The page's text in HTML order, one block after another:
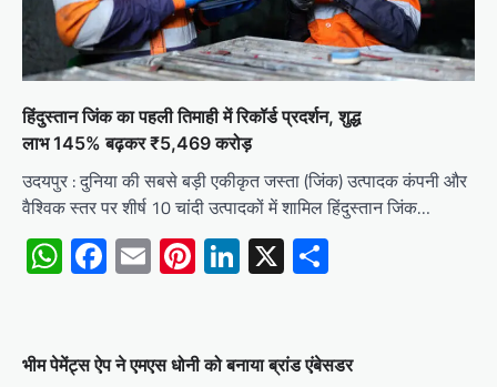
हिंदुस्तान जिंक का पहली तिमाही में रिकॉर्ड प्रदर्शन, शुद्ध
लाभ 145% बढ़कर ₹5,469 करोड़
उदयपुर : दुनिया की सबसे बड़ी एकीकृत जस्ता (जिंक) उत्पादक कंपनी और
वैश्विक स्तर पर शीर्ष 10 चांदी उत्पादकों में शामिल हिंदुस्तान जिंक…
WhatsApp
Facebook
EmailPinterest
LinkedIn
X
भीम पेमेंट्स ऐप ने एमएस धोनी को बनाया ब्रांड एंबेसडर